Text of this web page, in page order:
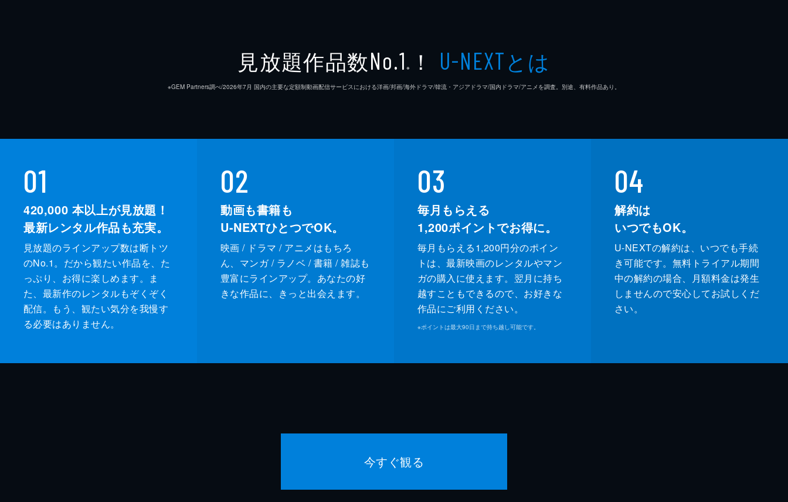
見放題作品数No.1 ※ ！ U-NEXTとは
※GEM Partners調べ/2026年7⽉ 国内の主要な定額制動画配信サービスにおける洋画/邦画/海外ドラマ/韓流・アジアドラマ/国内ドラマ/アニメを調査。別途、有料作品あり。
01
420,000 本以上が見放題！
最新レンタル作品も充実。
見放題のラインアップ数は断トツ
のNo.1。だから観たい作品を、た
っぷり、お得に楽しめます。ま
た、最新作のレンタルもぞくぞく
配信。もう、観たい気分を我慢す
る必要はありません。
02
動画も書籍も
U-NEXTひとつでOK。
映画 / ドラマ / アニメはもちろ
ん、マンガ / ラノベ / 書籍 / 雑誌も
豊富にラインアップ。あなたの好
きな作品に、きっと出会えます。
03
毎月もらえる
1,200ポイントでお得に。
毎月もらえる1,200円分のポイン
トは、最新映画のレンタルやマン
ガの購入に使えます。翌月に持ち
越すこともできるので、お好きな
作品にご利用ください。
※ポイントは最大90日まで持ち越し可能です。
04
解約は
いつでもOK。
U-NEXTの解約は、いつでも手続
き可能です。無料トライアル期間
中の解約の場合、月額料金は発生
しませんので安心してお試しくだ
さい。
今すぐ観る